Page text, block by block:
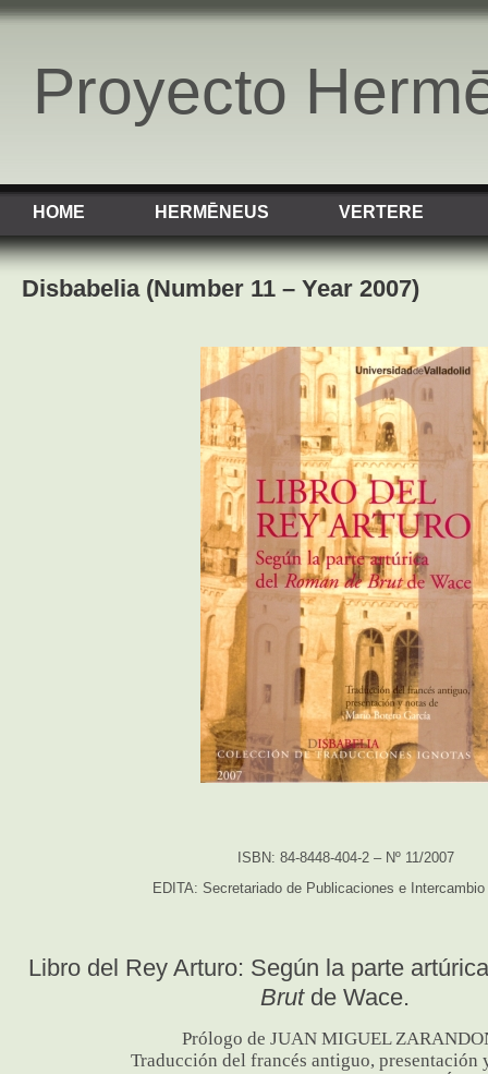
Proyecto
HOME HERMĒNEUS VERTERE
Disbabelia (Number 11 – Year 2007)
ISBN: 84-8448-404-2 – Nº 11/2007
EDITA: Secretariado de Publicaciones e
Libro del Rey Arturo: Según la parte
Brutde Wace.
Prólogo de JUAN MIGUEL
Traducción del francés antiguo, presentación